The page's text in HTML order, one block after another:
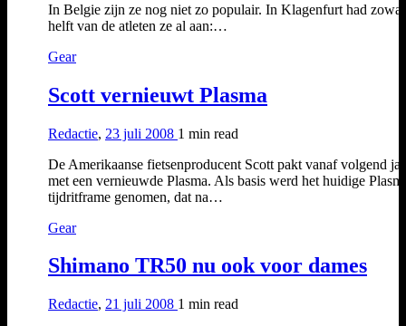
In Belgie zijn ze nog niet zo populair. In Klagenfurt had
helft van de atleten ze al aan:…
Gear
Scott vernieuwt Plasma
Redactie, 23 juli 2008 1 min read
De Amerikaanse fietsenproducent Scott pakt vanaf volgend
met een vernieuwde Plasma. Als basis werd het huidige
tijdritframe genomen, dat na…
Gear
Shimano TR50 nu ook voor dames
Redactie, 21 juli 2008 1 min read